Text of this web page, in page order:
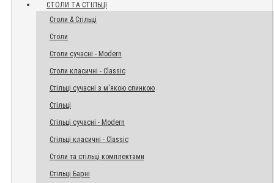
СТОЛИ ТА СТІЛЬЦІ
Столи & Стільці
Столи
Столи сучасні - Modern
Столи класичні - Classic
Стільці сучасні з м'якою спинкою
Стільці
Стільці сучасні - Modern
Стільці класичні - Classic
Столи та стільці комплектами
Стільці Барні